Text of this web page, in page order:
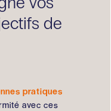
de
pratiques
avec ces